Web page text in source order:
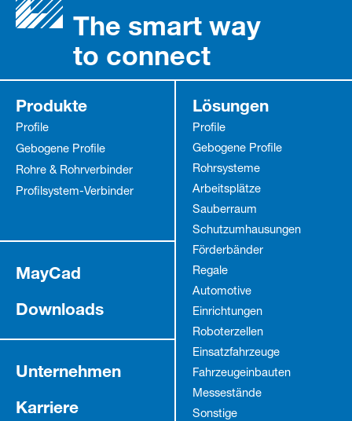
The smart way
to connect
Produkte
Profile
Gebogene Profile
Rohre & Rohrverbinder
Profilsystem-Verbinder
Lösungen
Profile
Gebogene Profile
Rohrsysteme
Arbeitsplätze
Sauberraum
Schutz­umhausungen
Förderbänder
Regale
Automotive
Einrichtungen
Roboterzellen
Einsatzfahrzeuge
Fahrzeug­einbauten
Messestände
Sonstige
MayCad
Downloads
Unternehmen
Karriere